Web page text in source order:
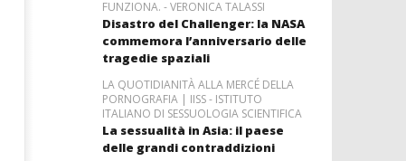
FUNZIONA. - VERONICA TALASSI
Disastro del Challenger: la NASA
commemora l’anniversario delle
tragedie spaziali
LA QUOTIDIANITÀ ALLA MERCÉ DELLA
PORNOGRAFIA | IISS - ISTITUTO
ITALIANO DI SESSUOLOGIA SCIENTIFICA
La sessualità in Asia: il paese
delle grandi contraddizioni